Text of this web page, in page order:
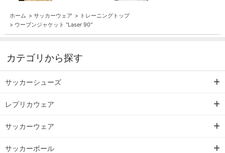
ホーム > サッカーウェア > トレーニングトップ
> ウーブンジャケット "Laser 90"
カテゴリから探す
サッカーシューズ
レプリカウェア
サッカーウェア
サッカーボール